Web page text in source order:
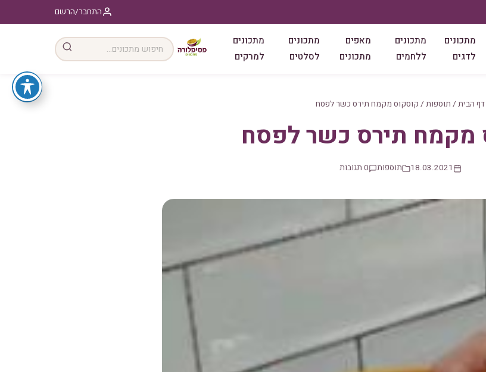
התחבר/הרשם
מתכונים
לדגים
מתכונים
ללחמים
מאפים
מתכונים
מתכונים
לסלטים
מתכונים
למרקים
דף הבית / תוספות / קוסקוס מקמח תירס כשר לפסח
מקמח תירס כשר לפסח
18.03.2021 תוספות 0 תגובות